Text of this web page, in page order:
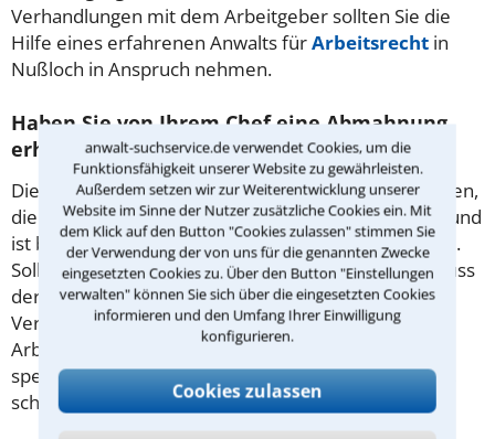
anwalt-suchservice.de verwendet Cookies, um die
Funktionsfähigkeit unserer Website zu gewährleisten.
Außerdem setzen wir zur Weiterentwicklung unserer
Website im Sinne der Nutzer zusätzliche Cookies ein. Mit
dem Klick auf den Button "Cookies zulassen" stimmen Sie
der Verwendung der von uns für die genannten Zwecke
eingesetzten Cookies zu. Über den Button "Einstellungen
verwalten" können Sie sich über die eingesetzten Cookies
informieren und den Umfang Ihrer Einwilligung
konfigurieren.
Cookies zulassen
Verhandlungen mit dem Arbeitgeber sollten Sie die
Hilfe eines erfahrenen Anwalts fürArbeitsrecht in
Nußloch in Anspruch nehmen.
Haben Sie von Ihrem Chef eine Abmahnung
erhalten?
Dies muss sich immer auf Verhaltensweisen beziehen,
die Sie willentlich steuern können. Ein möglicher Grund
ist beispielsweise ein sogenannter Bagatelldiebstahl.
Soll der Vorfall in Ihrer Personalakte erscheinen, muss
der Chef sich zuvor Ihre Version anhören. Weitere
Verstöße führen schnell zu einer Beendigung Ihres
Arbeitsvertrages. Ein auf das Arbeitsrecht
spezialisierter Anwalt in Nußloch kann Ihnen helfen,
schlimme Folgen zu vermeiden.